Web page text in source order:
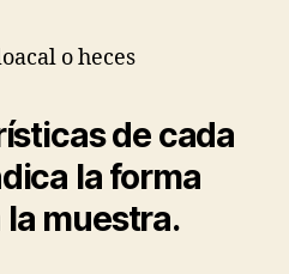
o heces
de cada
la forma
muestra.